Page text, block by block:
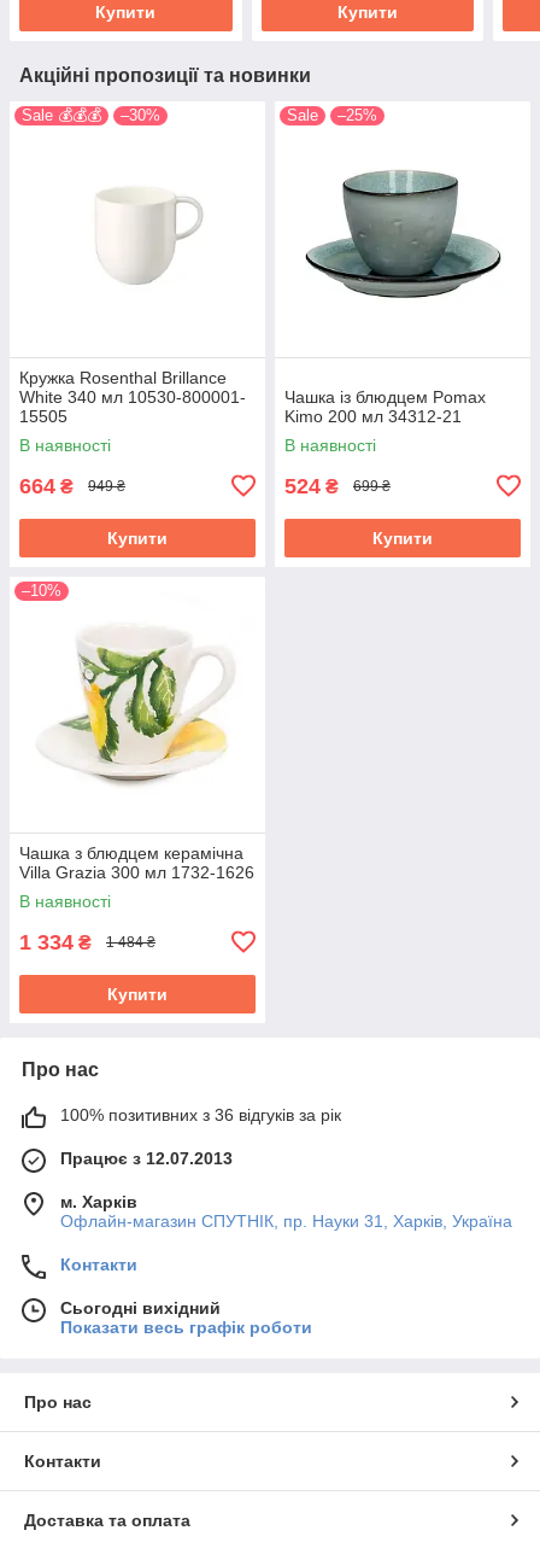
Купити Купити
Акційні пропозиції та новинки
Sale 💰💰💰 –30%
Кружка Rosenthal Brillance
White 340 мл 10530-800001-
15505
В наявності
664 ₴ 949 ₴
Купити
Sale –25%
Чашка із блюдцем Pomax
Kimo 200 мл 34312-21
В наявності
524 ₴ 699 ₴
Купити
–10%
Чашка з блюдцем керамічна
Villa Grazia 300 мл 1732-1626
В наявності
1 334 ₴ 1 484 ₴
Купити
Про нас
100% позитивних з 36 відгуків за рік
Працює з 12.07.2013
м. Харків
Офлайн-магазин СПУТНІК, пр. Науки 31, Харків, Україна
Контакти
Сьогодні вихідний
Показати весь графік роботи
Про нас
Контакти
Доставка та оплата